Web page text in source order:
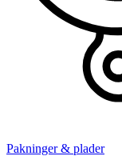
Pakninger & plader